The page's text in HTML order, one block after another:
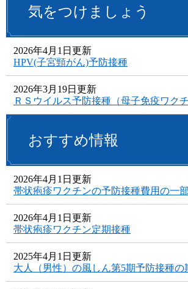
気をつけましょう
2026年4月1日更新
HPV(子宮頸がん)予防接種
2026年3月19日更新
ＲＳウイルス予防接種（母子免疫ワク
おすすめ情報
2026年4月1日更新
帯状疱疹ワクチンの予防接種費用の一
2026年4月1日更新
帯状疱疹ワクチン定期接種
2025年4月1日更新
大人（男性）の風しん第5期予防接種の